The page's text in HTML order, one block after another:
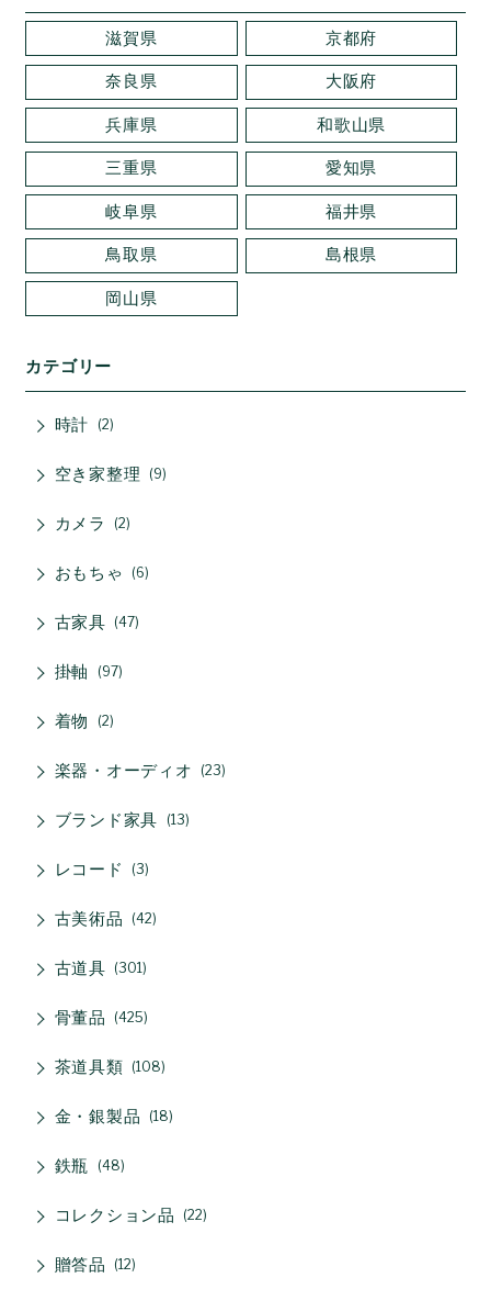
滋賀県 京都府
奈良県 大阪府
兵庫県 和歌山県
三重県 愛知県
岐阜県 福井県
鳥取県 島根県
岡山県
カテゴリー
時計 2
空き家整理 9
カメラ 2
おもちゃ 6
古家具 47
掛軸 97
着物 2
楽器・オーディオ 23
ブランド家具 13
レコード 3
古美術品 42
古道具 301
骨董品 425
茶道具類 108
金・銀製品 18
鉄瓶 48
コレクション品 22
贈答品 12